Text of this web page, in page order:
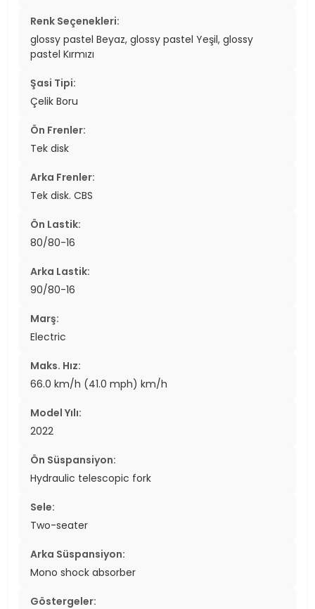
Renk Seçenekleri:
glossy pastel Beyaz, glossy pastel Yeşil, glossy
pastel Kırmızı
Şasi Tipi:
Çelik Boru
Ön Frenler:
Tek disk
Arka Frenler:
Tek disk. CBS
Ön Lastik:
80/80-16
Arka Lastik:
90/80-16
Marş:
Electric
Maks. Hız:
66.0 km/h (41.0 mph) km/h
Model Yılı:
2022
Ön Süspansiyon:
Hydraulic telescopic fork
Sele:
Two-seater
Arka Süspansiyon:
Mono shock absorber
Göstergeler: